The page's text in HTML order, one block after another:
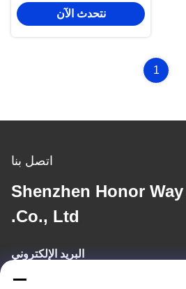
اللاسلكي
نتحدث الآن
1
اتصل بنا
Shenzhen Honor
Co., Ltd.
البريد الإلكتروني